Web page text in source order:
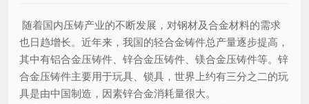
随着国内压铸产业的不断发展，对钢材及合金材料的需求
也日趋增长。近年来，我国的轻合金铸件总产量逐步提高，
其中有铝合金压铸件、锌合金压铸件、镁合金压铸件等。锌
合金压铸件主要用于玩具、锁具，世界上约有三分之二的玩
具是由中国制造，因素锌合金消耗量很大。